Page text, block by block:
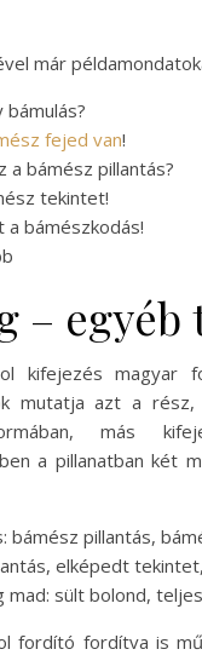
már
bámulás?
fejed van!
a bámész pillantás?
tekintet!
a bámészkodás!
– egyéb
kifejezés magyar
mutatja azt a
más
a pillanatban két
bámész pillantás,
elképedt
mad: sült bolond,
fordító fordítva is